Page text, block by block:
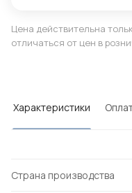
Цена действительна
отличаться от цен в
Характеристики
Страна производства